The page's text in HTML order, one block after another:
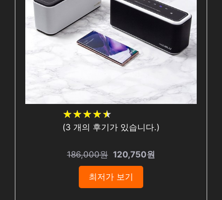
★★★★★
★★★★★
(3 개의 후기가 있습니다.)
186,000원 120,750원
최저가 보기